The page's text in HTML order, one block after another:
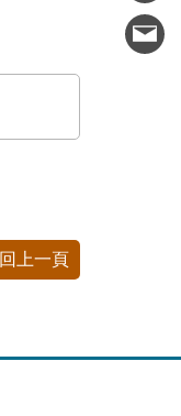
回上一頁